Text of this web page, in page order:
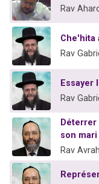
Rav
Che'hita
Rav
Essayer
Rav
son mari
Rav